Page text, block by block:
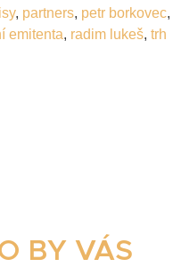
, partners, petr borkovec,
emitenta, radim lukeš, trh
BY VÁS